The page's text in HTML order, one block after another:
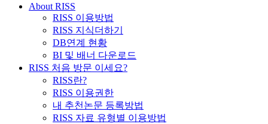
About RISS
RISS 이용방법
RISS 지식더하기
DB연계 현황
BI 및 배너 다운로드
RISS 처음 방문 이세요?
RISS란?
RISS 이용권한
내 추천논문 등록방법
RISS 자료 유형별 이용방법